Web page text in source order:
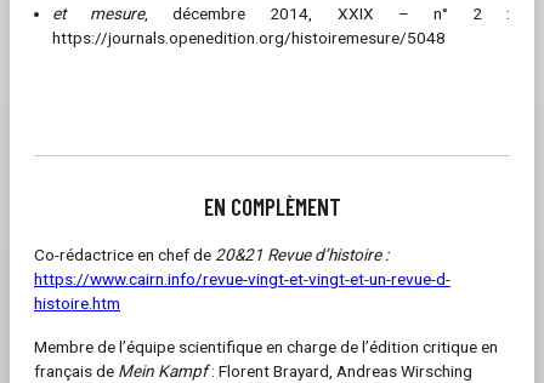
et mesure, décembre 2014, XXIX – n° 2 :
https://journals.openedition.org/histoiremesure/5048
EN COMPLÈMENT
Co-rédactrice en chef de 20&21 Revue d’histoire :
https://www.cairn.info/revue-vingt-et-vingt-et-un-revue-d-
histoire.htm
Membre de l’équipe scientifique en charge de l’édition critique en
français de Mein Kampf: Florent Brayard, Andreas Wirsching